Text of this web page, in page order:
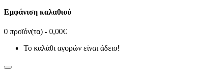
Εμφάνιση καλαθιού
0 προϊόν(τα) - 0,00€
Το καλάθι αγορών είναι άδειο!